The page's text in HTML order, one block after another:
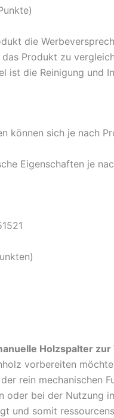
die
Produkt zu
ist die Reinigung und
können sich je nach
Eigenschaften je
Holzspalter zur
vorbereiten
rein mechanischen
oder bei der Nutzung
und somit